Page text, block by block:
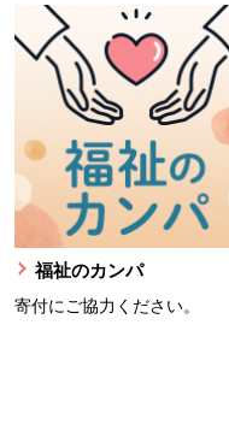
福祉のカンパ
寄付にご協力ください。